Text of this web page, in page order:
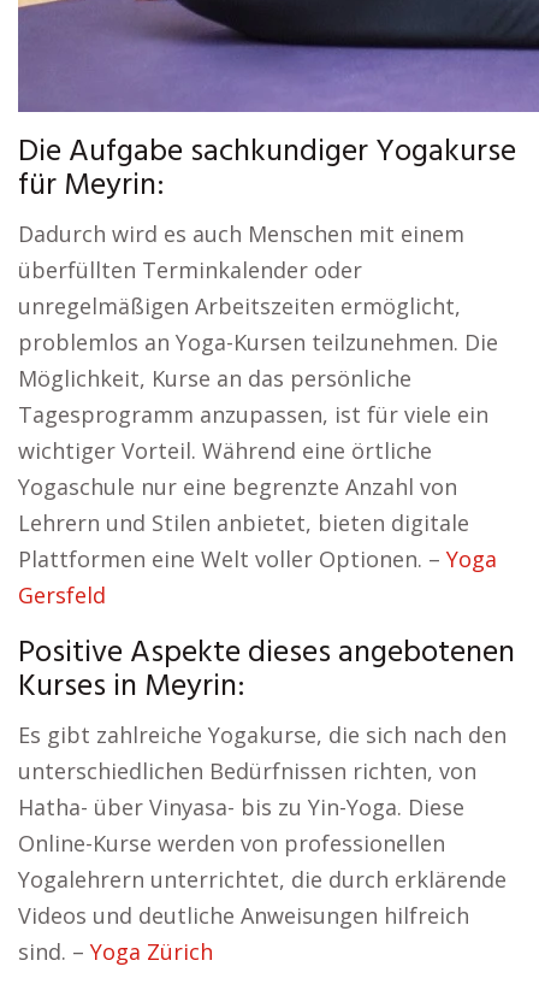
Die Aufgabe sachkundiger Yogakurse
für Meyrin:
Dadurch wird es auch Menschen mit einem
überfüllten Terminkalender oder
unregelmäßigen Arbeitszeiten ermöglicht,
problemlos an Yoga-Kursen teilzunehmen. Die
Möglichkeit, Kurse an das persönliche
Tagesprogramm anzupassen, ist für viele ein
wichtiger Vorteil. Während eine örtliche
Yogaschule nur eine begrenzte Anzahl von
Lehrern und Stilen anbietet, bieten digitale
Plattformen eine Welt voller Optionen. – Yoga
Gersfeld
Positive Aspekte dieses angebotenen
Kurses in Meyrin:
Es gibt zahlreiche Yogakurse, die sich nach den
unterschiedlichen Bedürfnissen richten, von
Hatha- über Vinyasa- bis zu Yin-Yoga. Diese
Online-Kurse werden von professionellen
Yogalehrern unterrichtet, die durch erklärende
Videos und deutliche Anweisungen hilfreich
sind. – Yoga Zürich